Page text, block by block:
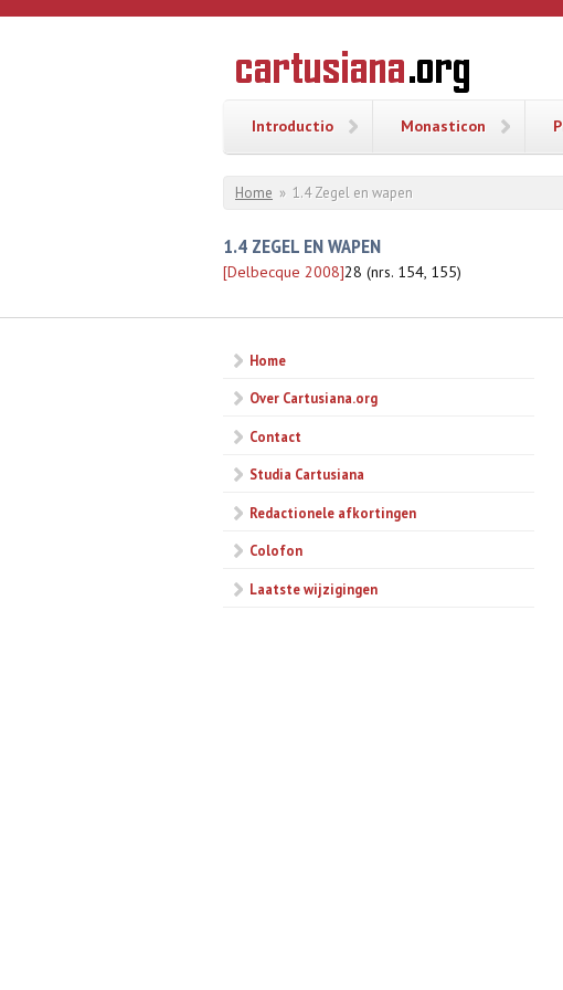
Overslaan en naar de inhoud gaan
CARTUSIANA
Geschiedenis
van de
Introductio Monasticon
U bent hier
Home » 1.4 Zegel en wapen
1.4 ZEGEL EN WAPEN
[Delbecque 2008]28 (nrs. 154, 155)
Home
Over Cartusiana.org
Contact
Studia Cartusiana
Redactionele afkortingen
Colofon
Laatste wijzigingen